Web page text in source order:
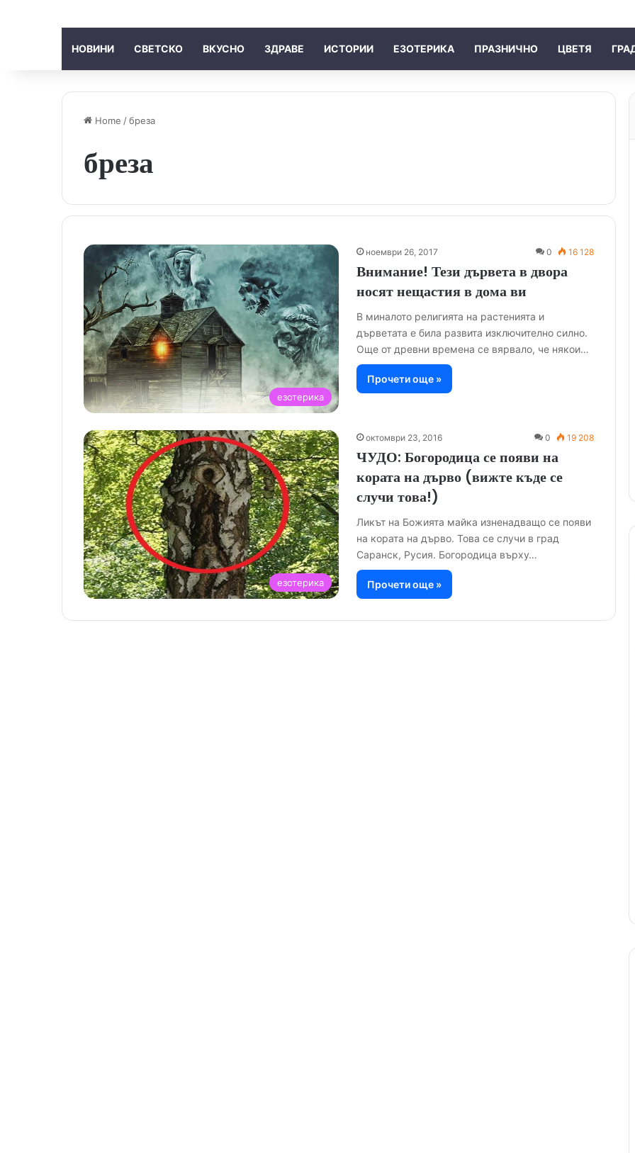
НОВИНИ СВЕТСКО ВКУСНО ЗДРАВЕ ИСТОРИИ ЕЗОТЕРИКА ПРАЗНИЧНО ЦВЕТЯ
Home /бреза
бреза
езотерика
ноември 26, 2017 0 16 128
Внимание! Тези дървета в двора
носят нещастия в дома ви
В миналото религията на растенията и
дърветата е била развита изключително силно.
Още от древни времена се вярвало, че някои…
Прочети още »
езотерика
октомври 23, 2016 0 19 208
ЧУДО: Богородица се появи на
кората на дърво (вижте къде се
случи това!)
Ликът на Божията майка изненадващо се появи
на кората на дърво. Това се случи в град
Саранск, Русия. Богородица върху…
Прочети още »